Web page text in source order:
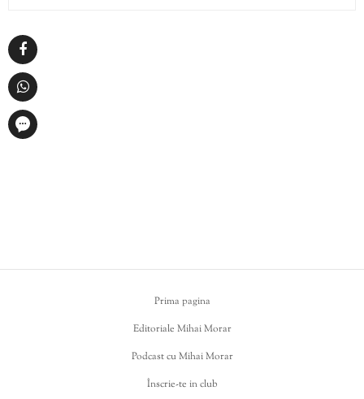
Prima pagina
Editoriale Mihai Morar
Podcast cu Mihai Morar
Înscrie-te in club